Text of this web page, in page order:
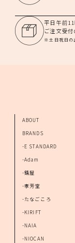
平日午前
ご注文受付
※土日祝日の
ABOUT
BRANDS
-E STANDARD
-Adam
-錆屋
-孝芳堂
-たなごころ
-KIRIFT
-NAIA
-NIOCAN